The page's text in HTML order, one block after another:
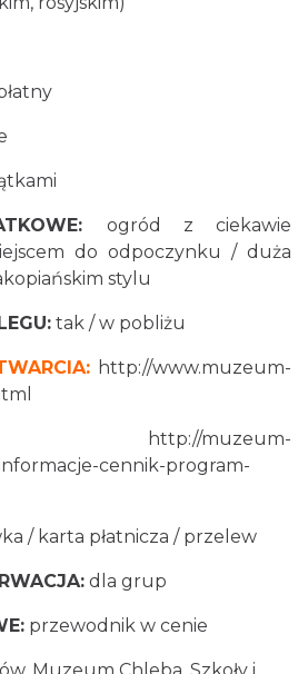
ogród z ciekawie
do odpoczynku / duża
stylu
tak / w pobliżu
http://www.muzeum-
http://muzeum-
cennik-program-
/ karta płatnicza / przelew
dla grup
przewodnik w cenie
Muzeum Chleba, Szkoły i